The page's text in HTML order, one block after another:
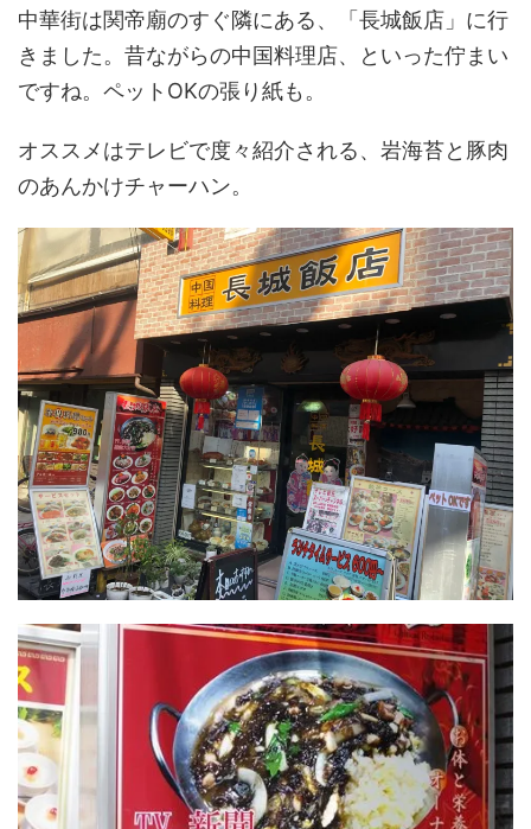
中華街は関帝廟のすぐ隣にある、「長城飯店」に行
きました。昔ながらの中国料理店、といった佇まい
ですね。ペットOKの張り紙も。
オススメはテレビで度々紹介される、岩海苔と豚肉
のあんかけチャーハン。